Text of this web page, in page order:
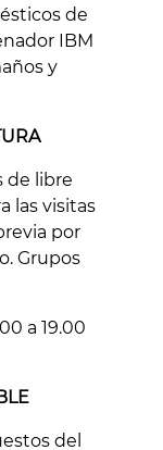
de
IBM
y
de libre
las visitas
por
Grupos
a 19.00
del